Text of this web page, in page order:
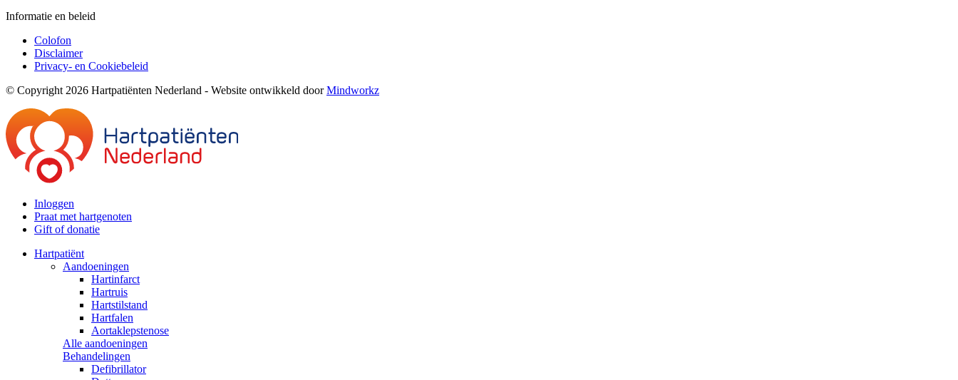
Informatie en beleid
Colofon
Disclaimer
Privacy- en Cookiebeleid
© Copyright 2026 Hartpatiënten Nederland - Website ontwikkeld doorMindworkz
Inloggen
Praat met hartgenoten
Gift of donatie
Hartpatiënt
Aandoeningen
Hartinfarct
Hartruis
Hartstilstand
Hartfalen
Aortaklepstenose
Alle aandoeningen
Behandelingen
Defibrillator